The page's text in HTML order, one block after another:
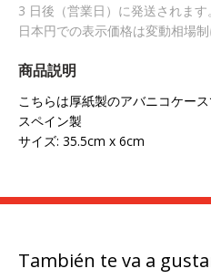
3 日後（営業日）に発送されます。
日本円での表示価格は変動相場
商品説明
こちらは厚紙製のアバニコケース
スペイン製
サイズ: 35.5cm x 6cm
También te va a